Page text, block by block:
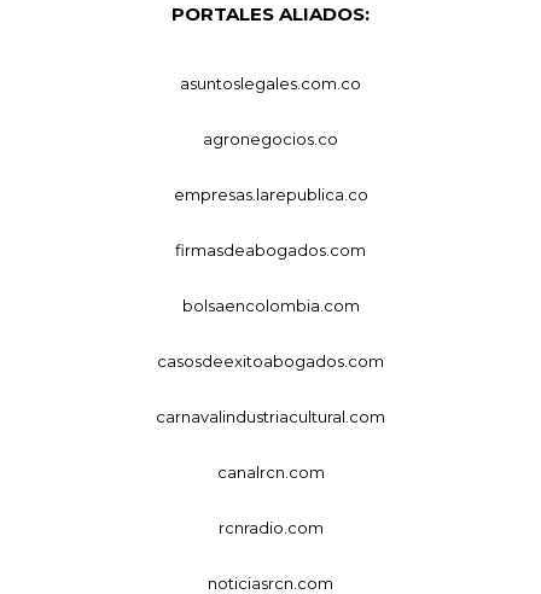
PORTALES ALIADOS:
asuntoslegales.com.co
agronegocios.co
empresas.larepublica.co
firmasdeabogados.com
bolsaencolombia.com
casosdeexitoabogados.com
carnavalindustriacultural.com
canalrcn.com
rcnradio.com
noticiasrcn.com